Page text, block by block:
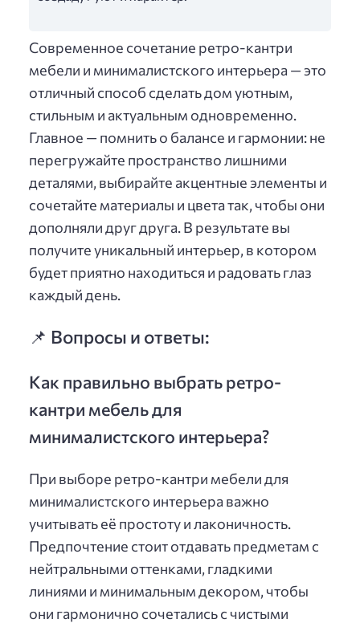
Современное сочетание ретро-кантри
мебели и минималистского интерьера — это
отличный способ сделать дом уютным,
стильным и актуальным одновременно.
Главное — помнить о балансе и гармонии: не
перегружайте пространство лишними
деталями, выбирайте акцентные элементы и
сочетайте материалы и цвета так, чтобы они
дополняли друг друга. В результате вы
получите уникальный интерьер, в котором
будет приятно находиться и радовать глаз
каждый день.
📌 Вопросы и ответы:
Как правильно выбрать ретро-
кантри мебель для
минималистского интерьера?
При выборе ретро-кантри мебели для
минималистского интерьера важно
учитывать её простоту и лаконичность.
Предпочтение стоит отдавать предметам с
нейтральными оттенками, гладкими
линиями и минимальным декором, чтобы
они гармонично сочетались с чистыми